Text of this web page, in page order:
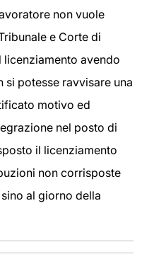
non vuole
e Corte di
avendo
si potesse ravvisare una
motivo ed
nel posto di
il licenziamento
non corrisposte
al giorno della